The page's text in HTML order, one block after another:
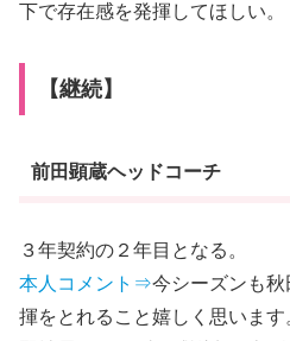
下で存在感を発揮してほしい。
【継続】
前田顕蔵ヘッドコーチ
３年契約の２年目となる。
本人コメント⇒今シーズンも
揮をとれること嬉しく思いま